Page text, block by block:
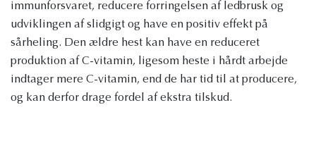
immunforsvaret, reducere forringelsen af ​​ledbrusk og
udviklingen af ​​slidgigt og have en positiv effekt på
sårheling. Den ældre hest kan have en reduceret
produktion af C-vitamin, ligesom heste i hårdt arbejde
indtager mere C-vitamin, end de har tid til at producere,
og kan derfor drage fordel af ekstra tilskud.